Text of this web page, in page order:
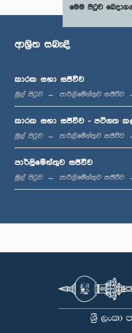
පෙ.ව. 11:24 - පෙ.ව. 11:33
පෙ.ව. 11:46 - ප.ව. 12:01
ප.ව. 12:01 - ප.ව. 12:12
ප.ව. 12:22 - ප.ව. 12:32
මෙම පිටුව
ආශ්‍රිත සබැඳි
කාරක සභා සජීවීව
මුල් පිටුව පාර්ලිමේන්තුව සජීවීව
කාරක සභා සජීවීව - පටිගත
මුල් පිටුව පාර්ලිමේන්තුව සජීවීව
පාර්ලිමේන්තුව සජීවීව
මුල් පිටුව පාර්ලිමේන්තුව සජීවීව